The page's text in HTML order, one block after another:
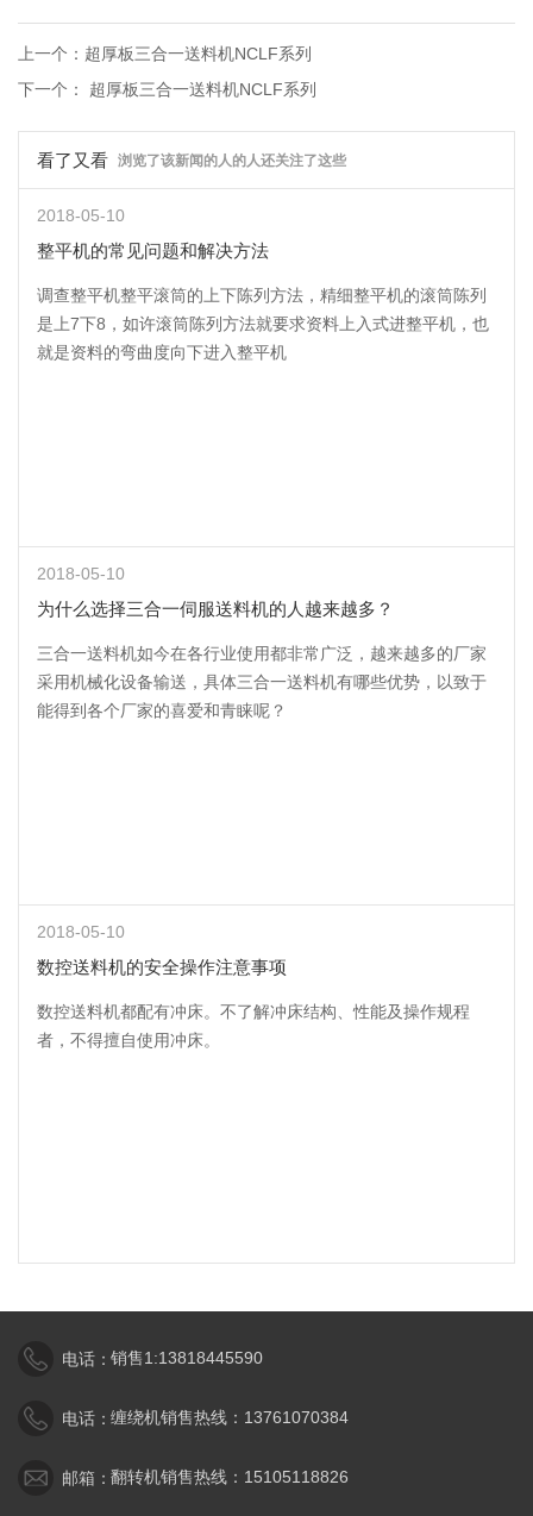
上一个：超厚板三合一送料机NCLF系列
下一个： 超厚板三合一送料机NCLF系列
看了又看 浏览了该新闻的人的人还关注了这些
2018-05-10
整平机的常见问题和解决方法
调查整平机整平滚筒的上下陈列方法，精细整平机的滚筒陈列
是上7下8，如许滚筒陈列方法就要求资料上入式进整平机，也
就是资料的弯曲度向下进入整平机
2018-05-10
为什么选择三合一伺服送料机的人越来越多？
三合一送料机如今在各行业使用都非常广泛，越来越多的厂家
采用机械化设备输送，具体三合一送料机有哪些优势，以致于
能得到各个厂家的喜爱和青睐呢？
2018-05-10
数控送料机的安全操作注意事项
数控送料机都配有冲床。不了解冲床结构、性能及操作规程
者，不得擅自使用冲床。
电话：销售1:13818445590
电话：缠绕机销售热线：13761070384
邮箱：翻转机销售热线：15105118826